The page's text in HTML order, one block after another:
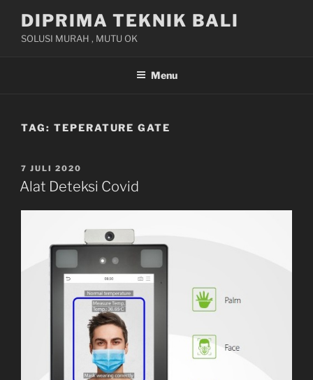
content
DIPRIMA TEKNIK BALI
SOLUSI MURAH , MUTU OK
Menu
TAG: TEPERATURE GATE
POSTED
ON
7 JULI 2020
Alat Deteksi Covid